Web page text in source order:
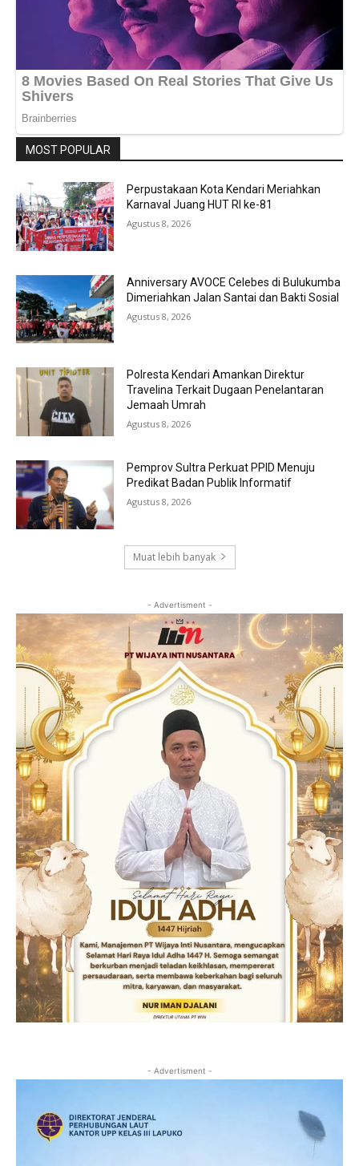
MOST POPULAR
Perpustakaan Kota Kendari Meriahkan
Karnaval Juang HUT RI ke-81
Agustus 8, 2026
Anniversary AVOCE Celebes di Bulukumba
Dimeriahkan Jalan Santai dan Bakti Sosial
Agustus 8, 2026
Polresta Kendari Amankan Direktur
Travelina Terkait Dugaan Penelantaran
Jemaah Umrah
Agustus 8, 2026
Pemprov Sultra Perkuat PPID Menuju
Predikat Badan Publik Informatif
Agustus 8, 2026
Muat lebih banyak
- Advertisment -
- Advertisment -